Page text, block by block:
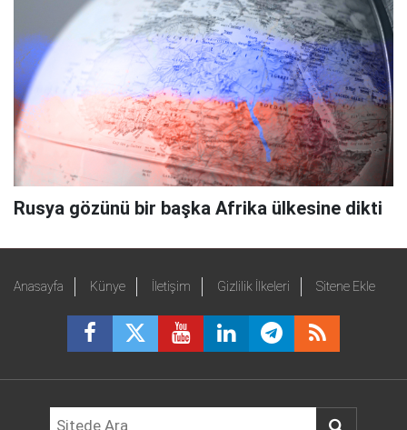
Rusya gözünü bir başka Afrika ülkesine dikti
Anasayfa Künye İletişim Gizlilik İlkeleri Sitene Ekle